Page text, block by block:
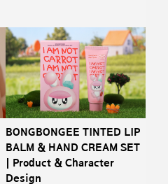
BONGBONGEE TINTED LIP
BALM & HAND CREAM SET
| Product & Character
Design